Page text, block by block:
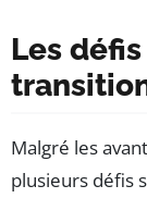
Les
Malgré les
plusieurs défis